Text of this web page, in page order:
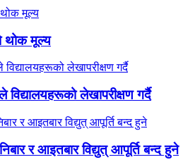
थोक मूल्य
विद्यालयहरूको लेखापरीक्षण गर्दै
र आइतबार विद्युत् आपूर्ति बन्द हुने